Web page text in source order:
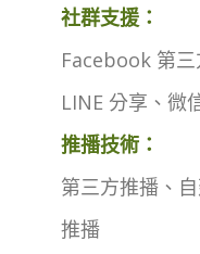
社群支援：
Facebook 第
LINE 分享、微
推播技術：
第三方推播、
推播